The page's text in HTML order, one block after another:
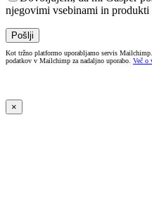
njegovimi vsebinami in produkti
Kot tržno platformo uporabljamo servis
podatkov v Mailchimp za nadaljno uporabo. Več o
×